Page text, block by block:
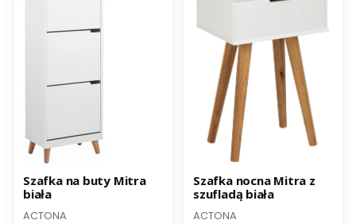
Promocja
Szafka na buty Mitra
biała
ACTONA
Promocja
Szafka nocna Mitra z
szufladą biała
ACTONA